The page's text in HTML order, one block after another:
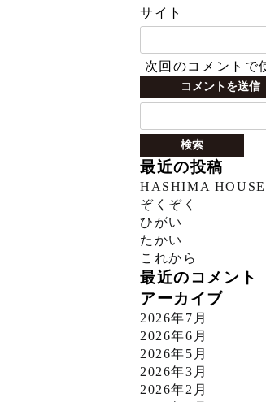
サイト
次回のコメントで
検
最近の投稿
HASHIMA HOUSE
ぞくぞく
ひがい
たかい
これから
最近のコメント
アーカイブ
2026年7月
2026年6月
2026年5月
2026年3月
2026年2月